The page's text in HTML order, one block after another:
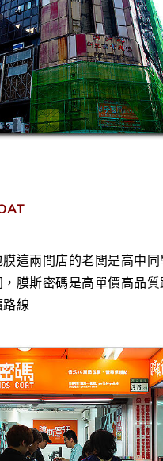
這兩間店的老闆是高中同
膜斯密碼是高單價高品
線